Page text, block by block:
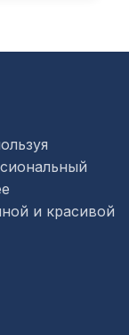
и красивой